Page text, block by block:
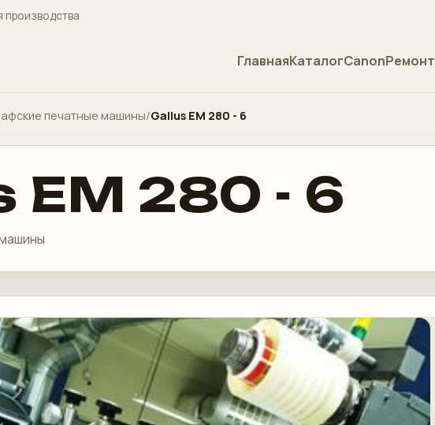
ГлавнаяКаталогCanonРемонт
печатные машины/Gallus EM 280 - 6
EM 280 - 6